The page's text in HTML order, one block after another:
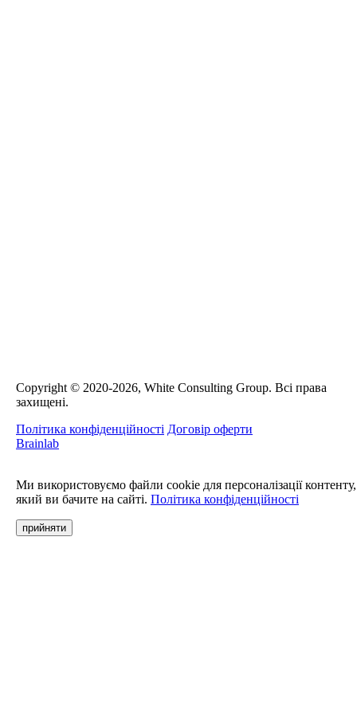
Сopyright © 2020-2026, White Consulting Group. Всі права
захищені.
Політика конфіденційності Договір оферти
Brainlab
Ми використовуємо файли cookie для персоналізації контенту,
який ви бачите на сайті. Політика конфіденційності
прийняти